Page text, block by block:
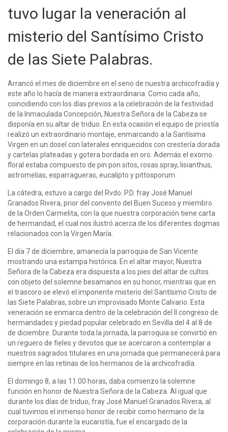
tuvo lugar la veneración al
misterio del Santísimo Cristo
de las Siete Palabras.
Arrancó el mes de diciembre en el seno de nuestra archicofradía y
este año lo hacía de manera extraordinaria. Como cada año,
coincidiendo con los días previos a la celebración de la festividad
de la Inmaculada Concepción, Nuestra Señora de la Cabeza se
disponía en su altar de triduo. En esta ocasión el equipo de priostía
realizó un extraordinario montaje, enmarcando a la Santísima
Virgen en un dosel con laterales enriquecidos con crestería dorada
y cartelas plateadas y gotera bordada en oro. Además el exorno
floral estaba compuesto de pin pon sitos, rosas spray, lisianthus,
astromelias, esparragueras, eucalipto y pittosporum.
La cátedra, estuvo a cargo del Rvdo. P.D. fray José Manuel
Granados Rivera, prior del convento del Buen Suceso y miembro
de la Orden Carmelita, con la que nuestra corporación tiene carta
de hermandad, el cual nos ilustró acerca de los diferentes dogmas
relacionados con la Virgen María.
El día 7 de diciembre, amanecía la parroquia de San Vicente
mostrando una estampa histórica. En el altar mayor, Nuestra
Señora de la Cabeza era dispuesta a los pies del altar de cultos
con objeto del solemne besamanos en su honor, mientras que en
el trascoro se elevó el imponente misterio del Santísimo Cristo de
las Siete Palabras, sobre un improvisado Monte Calvario. Esta
veneración se enmarca dentro de la celebración del II congreso de
hermandades y piedad popular celebrado en Sevilla del 4 al 8 de
de diciembre. Durante toda la jornada, la parroquia se convirtió en
un reguero de fieles y devotos que se acercaron a contemplar a
nuestros sagrados titulares en una jornada que permanecerá para
siempre en las retinas de los hermanos de la archicofradía.
El domingo 8, a las 11.00 horas, daba comienzo la solemne
función en honor de Nuestra Señora de la Cabeza. Al igual que
durante los días de triduo, fray José Manuel Granados Rivera, al
cual tuvimos el inmenso honor de recibir como hermano de la
corporación durante la eucaristía, fue el encargado de la